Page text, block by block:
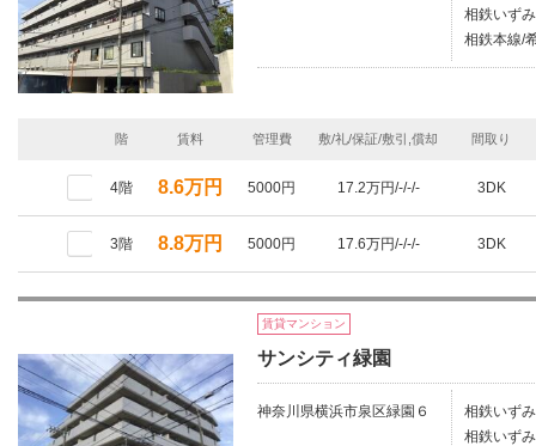
相鉄いず
相鉄本線/
階 賃料 管理費 敷/礼/保証/敷引,償却 間取り
4階 8.6万円 5000円 17.2万円/-/-/- 3DK
3階 8.8万円 5000円 17.6万円/-/-/- 3DK
賃貸マンション
サンシティ緑園
神奈川県横浜市泉区緑園６
相鉄いず
相鉄いず